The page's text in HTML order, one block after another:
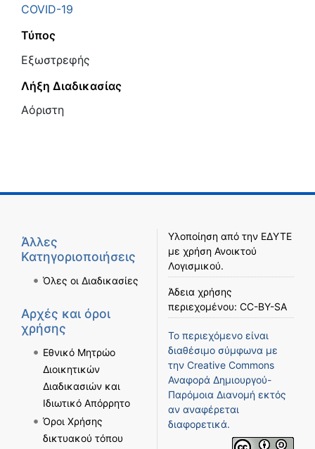
COVID-19
Τύπος
Εξωστρεφής
Λήξη Διαδικασίας
Αόριστη
Άλλες
Κατηγοριοποιήσεις
Όλες οι Διαδικασίες
Αρχές και όροι
χρήσης
Εθνικό Μητρώο
Διοικητικών
Διαδικασιών και
Ιδιωτικό Απόρρητο
Όροι Χρήσης
δικτυακού τόπου
Υλοποίηση από την ΕΔΥΤΕ
με χρήση Ανοικτού
Λογισμικού.
Άδεια χρήσης
περιεχομένου: CC-BY-SA
Το περιεχόμενο είναι
διαθέσιμο σύμφωνα με
την Creative Commons
Αναφορά Δημιουργού-
Παρόμοια Διανομή εκτός
αν αναφέρεται
διαφορετικά.